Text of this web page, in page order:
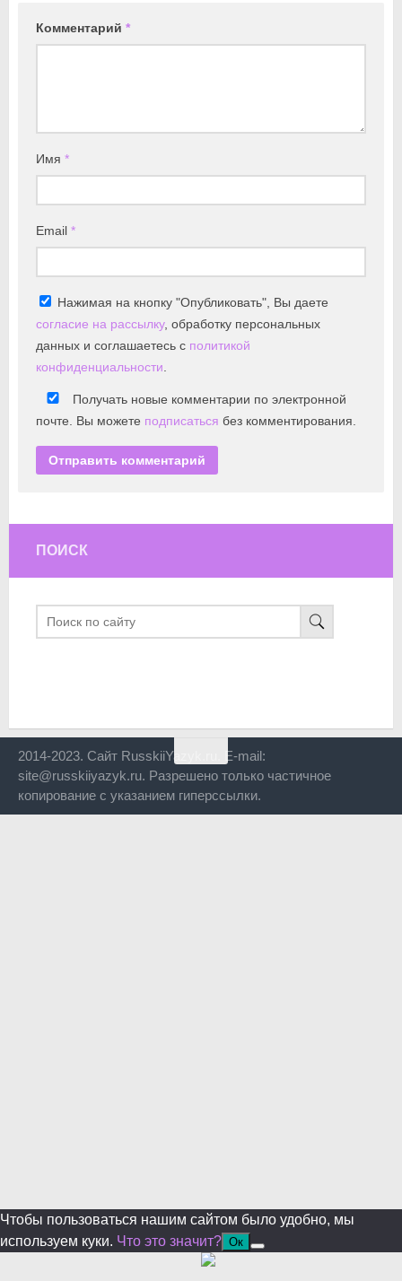
Комментарий *
Имя *
Email *
Нажимая на кнопку "Опубликовать", Вы даете
согласие на рассылку, обработку персональных
данных и соглашаетесь с политикой
конфиденциальности.
Получать новые комментарии по электронной
почте. Вы можете подписаться без комментирования.
ПОИСК
2014-2023. Сайт RusskiiYazyk.ru. E-mail:
site@russkiiyazyk.ru. Разрешено только частичное
копирование с указанием гиперссылки.
Чтобы пользоваться нашим сайтом было удобно, мы
используем куки. Что это значит? Ок